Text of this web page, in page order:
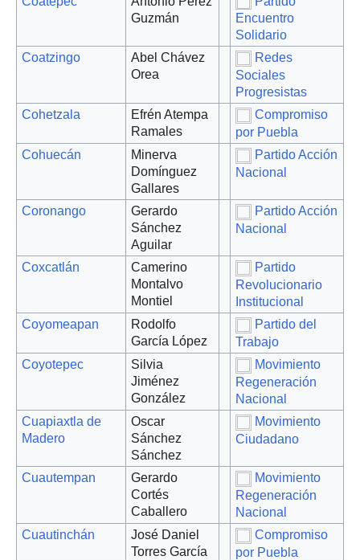
Guzmán
Encuentro
Solidario
Coatzingo
Abel Chávez
Orea
Redes
Sociales
Progresistas
Cohetzala
Efrén Atempa
Ramales
Compromiso
por Puebla
Cohuecán
Minerva
Domínguez
Gallares
Partido Acción
Nacional
Coronango
Gerardo
Sánchez
Aguilar
Partido Acción
Nacional
Coxcatlán
Camerino
Montalvo
Montiel
Partido
Revolucionario
Institucional
Coyomeapan
Rodolfo
García López
Partido del
Trabajo
Coyotepec
Silvia
Jiménez
González
Movimiento
Regeneración
Nacional
Cuapiaxtla de
Madero
Oscar
Sánchez
Sánchez
Movimiento
Ciudadano
Cuautempan
Gerardo
Cortés
Caballero
Movimiento
Regeneración
Nacional
Cuautinchán
José Daniel
Torres García
Compromiso
por Puebla